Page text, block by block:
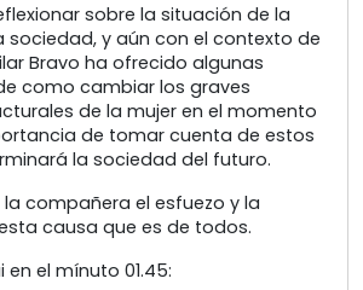
sobre la situación de la
sociedad, y aún con el contexto de
Bravo ha ofrecido algunas
como cambiar los graves
de la mujer en el momento
de tomar cuenta de estos
la sociedad del futuro.
compañera el esfuezo y la
causa que es de todos.
en el mínuto 01.45: